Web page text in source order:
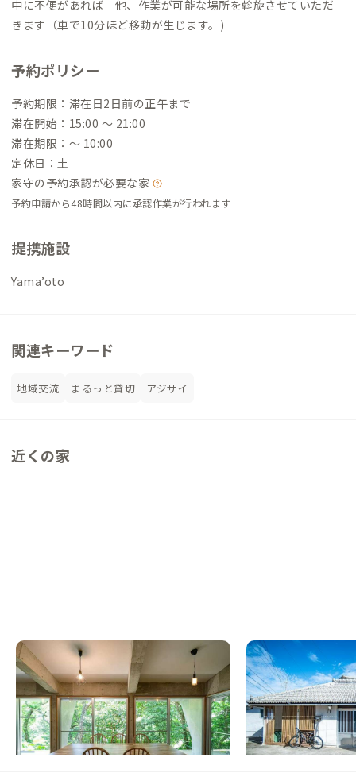
中に不便があれば 他、作業が可能な場所を斡旋させていただ
きます（車で10分ほど移動が生じます。)
予約ポリシー
予約期限：滞在日2日前の正午まで
滞在開始：15:00 〜 21:00
滞在期限：〜 10:00
定休日：土
家守の予約承認が必要な家
予約申請から48時間以内に承認作業が行われます
提携施設
Yama’oto
関連キーワード
地域交流 まるっと貸切 アジサイ
近くの家
沖縄本部F邸
沖縄県 戸建て
【まるっと貸切専用】 沖縄・伊豆味の森
で、岩と木に包まれる非日常の時間と空間を
楽しむ家
この家からの距離 0km
沖縄本部A邸
沖縄県 ゲストハウス
【まるっと貸切専用
家で自然を感じられ
この家からの距離 6km